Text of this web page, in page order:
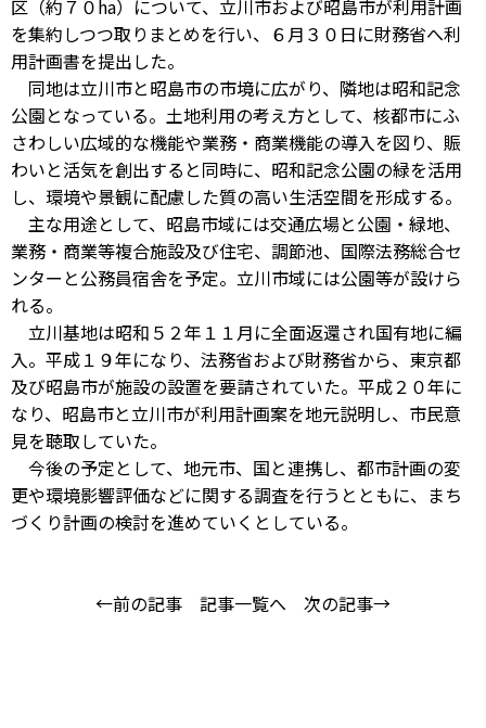
区（約７０ha）について、立川市および昭島市が利用計画
を集約しつつ取りまとめを行い、６月３０日に財務省へ利
用計画書を提出した。
同地は立川市と昭島市の市境に広がり、隣地は昭和記念
公園となっている。土地利用の考え方として、核都市にふ
さわしい広域的な機能や業務・商業機能の導入を図り、賑
わいと活気を創出すると同時に、昭和記念公園の緑を活用
し、環境や景観に配慮した質の高い生活空間を形成する。
主な用途として、昭島市域には交通広場と公園・緑地、
業務・商業等複合施設及び住宅、調節池、国際法務総合セ
ンターと公務員宿舎を予定。立川市域には公園等が設けら
れる。
立川基地は昭和５２年１１月に全面返還され国有地に編
入。平成１９年になり、法務省および財務省から、東京都
及び昭島市が施設の設置を要請されていた。平成２０年に
なり、昭島市と立川市が利用計画案を地元説明し、市民意
見を聴取していた。
今後の予定として、地元市、国と連携し、都市計画の変
更や環境影響評価などに関する調査を行うとともに、まち
づくり計画の検討を進めていくとしている。
←前の記事 記事一覧へ 次の記事→